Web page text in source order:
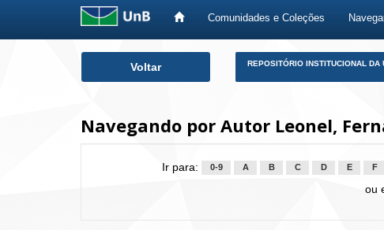
Comunidades e Coleções
Voltar REPOSITÓRIO INSTITUCIONAL DA
Navegando por Autor Leonel,
Ir para: 0-9 A B C D E F
ou